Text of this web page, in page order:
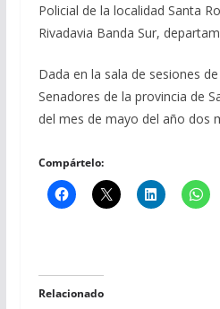
Policial de la localidad Santa
Rivadavia Banda Sur,
Dada en la sala de sesiones
Senadores de la provincia de
del mes de mayo del año dos
Compártelo:
Relacionado